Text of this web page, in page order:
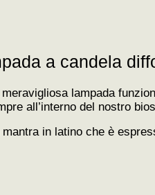
a candela
lampada
all’interno del nostro
in latino che è